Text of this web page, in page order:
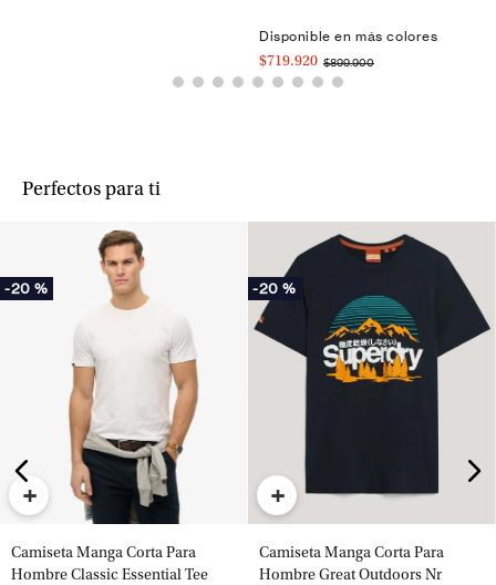
Disponible en más colores
$719.920 $899.900
Perfectos para ti
-20 %
+
Camiseta Manga Corta Para
Hombre Classic Essential Tee
-20 %
+
Camiseta Manga Corta Para
Hombre Great Outdoors Nr